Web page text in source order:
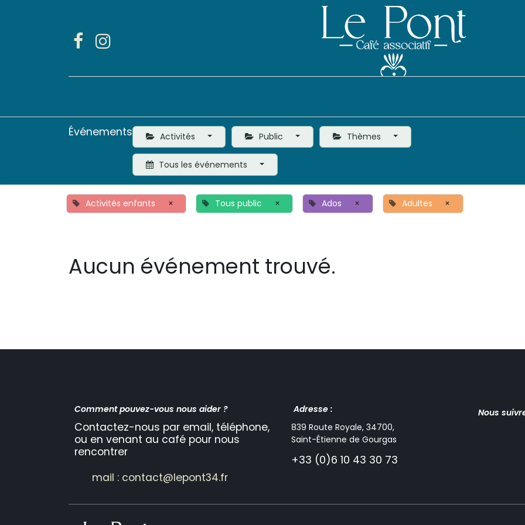
Événements Activités Public Thèmes
Tous les événements
Activités enfants × Tous public × Ados × Adultes ×
Aucun événement trouvé.
Nous
Adresse :
839 Route Royale, 34700,
Saint-Étienne de Gourgas
+33 (0)6 10 43 30 73
Comment pouvez-vous nous aider ?
Contactez-nous par email, téléphone,
ou en venant au café pour nous
rencontrer
mail : contact@lepont34.fr​​​​​​